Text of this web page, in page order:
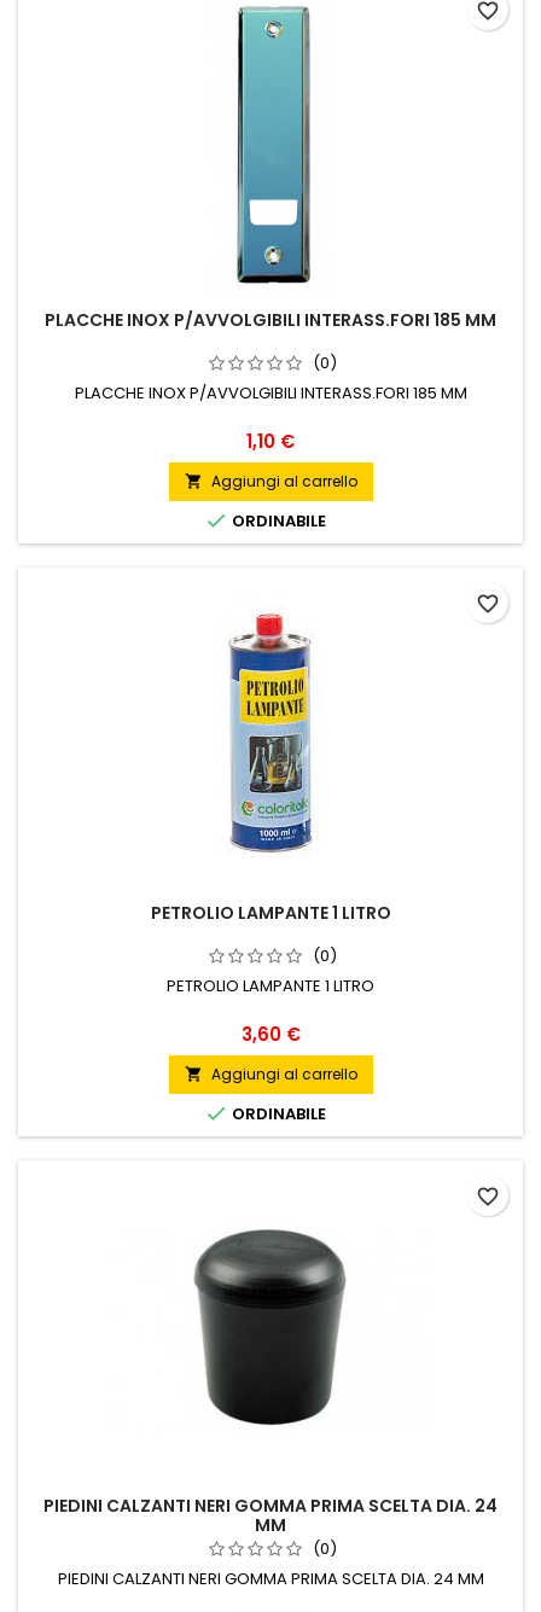
PLACCHE INOX P/AVVOLGIBILI INTERASS.FORI 185 MM
(0)
PLACCHE INOX P/AVVOLGIBILI INTERASS.FORI 185 MM
Prezzo
1,10 €
 Aggiungi al carrello
 ORDINABILE
favorite_border
PETROLIO LAMPANTE 1 LITRO
(0)
PETROLIO LAMPANTE 1 LITRO
Prezzo
3,60 €
 Aggiungi al carrello
 ORDINABILE
favorite_border
PIEDINI CALZANTI NERI GOMMA PRIMA SCELTA DIA. 24
MM
(0)
PIEDINI CALZANTI NERI GOMMA PRIMA SCELTA DIA. 24 MM
favorite_border